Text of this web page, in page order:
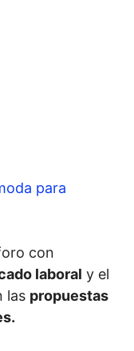
para
con
laboral y el
las propuestas